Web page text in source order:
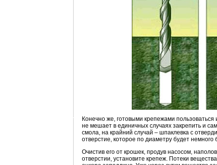
Конечно же, готовыми крепежами
не мешает в единичных случаях закрепить и
смола, на крайний случай – шпаклевка с
отверстие, которое по диаметру будет
Очистив его от крошек, продув насосом,
отверстии, установите крепеж. Потеки